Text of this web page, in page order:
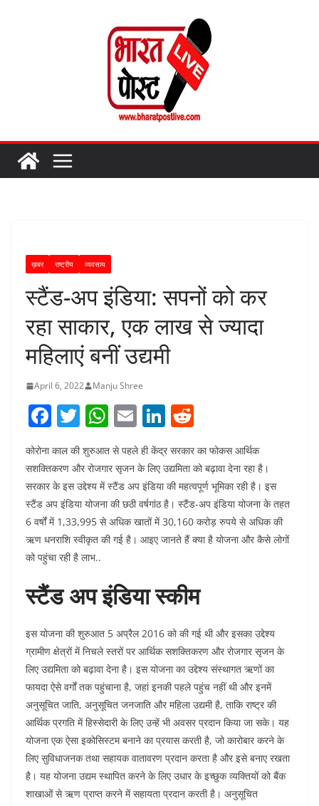
ख़बर राष्ट्रीय व्यवसाय
स्टैंड-अप इंडिया: सपनों को कर
रहा साकार, एक लाख से ज्यादा
महिलाएं बनीं उद्यमी
April 6, 2022 Manju Shree
F
c
e
b
o
o
T
itt
er
W
h
at
s
A
p
p
E
m
ai
l
Li
k
e
dI
n
d
di
t
कोरोना काल की शुरुआत से पहले ही केंद्र सरकार का फोकस आर्थिक
सशक्तिकरण और रोजगार सृजन के लिए उद्यमिता को बढ़ावा देना रहा है।
सरकार के इस उद्देश्य में स्टैंड अप इंडिया की महत्वपूर्ण भूमिका रही है। इस
स्टैंड अप इंडिया योजना की छठी वर्षगांठ है। स्टैंड-अप इंडिया योजना के तहत
6 वर्षों में 1,33,995 से अधिक खातों में 30,160 करोड़ रुपये से अधिक की
ऋण धनराशि स्वीकृत की गई है। आइए जानते हैं क्या है योजना और कैसे लोगों
को पहुंचा रही है लाभ..
स्‍टैंड अप इंडिया स्‍कीम
इस योजना की शुरुआत 5 अप्रैल 2016 को की गई थी और इसका उद्देश्य
ग्रामीण क्षेत्रों में निचले स्‍तरों पर आर्थिक सशक्तिकरण और रोजगार सृजन के
लिए उद्यमिता को बढ़ावा देना है। इस योजना का उद्देश्य संस्थागत ऋणों का
फायदा ऐसे वर्गों तक पहुंचाना है, जहां इनकी पहले पहुंच नहीं थी और इनमें
अनुसूचित जाति, अनुसूचित जनजाति और महिला उद्यमी है, ताकि राष्ट्र की
आर्थिक प्रगति में हिस्सेदारी के लिए उन्‍हें भी अवसर प्रदान किया जा सके। यह
योजना एक ऐसा इकोसिस्टम बनाने का प्रयास करती है, जो कारोबार करने के
लिए सुविधाजनक तथा सहायक वातावरण प्रदान करता है और इसे बनाए रखता
है। यह योजना उद्यम स्थापित करने के लिए उधार के इच्छुक व्यक्तियों को बैंक
शाखाओं से ऋण प्राप्त करने में सहायता प्रदान करती है। अनुसूचित